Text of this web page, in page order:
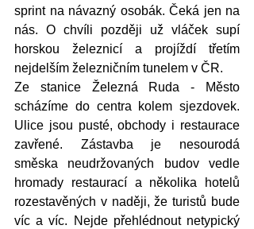
sprint na návazný osobák. Čeká jen na
nás. O chvíli později už vláček supí
horskou železnicí a projíždí třetím
nejdelším železničním tunelem v ČR.
Ze stanice Železná Ruda - Město
scházíme do centra kolem sjezdovek.
Ulice jsou pusté, obchody i restaurace
zavřené. Zástavba je nesourodá
směska neudržovaných budov vedle
hromady restaurací a několika hotelů
rozestavěných v naději, že turistů bude
víc a víc. Nejde přehlédnout netypický